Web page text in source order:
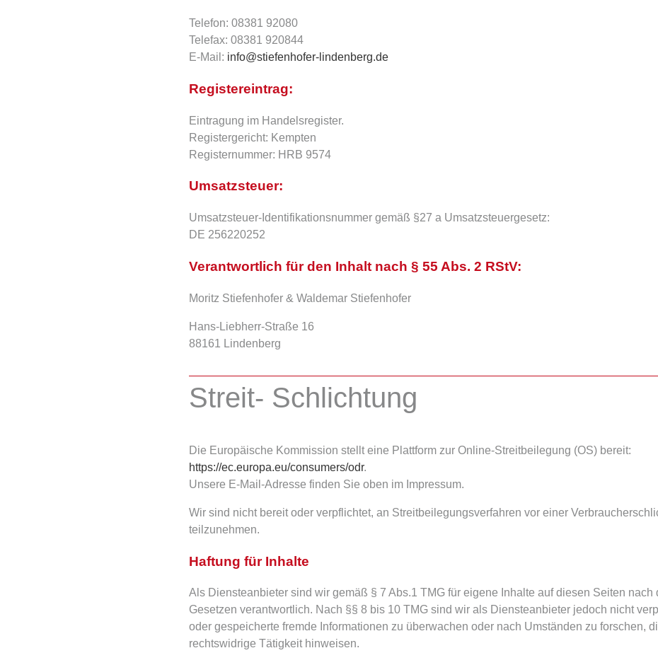
Telefon: 08381 92080
Telefax: 08381 920844
E-Mail: info@stiefenhofer-lindenberg.de
Registereintrag:
Eintragung im Handelsregister.
Registergericht: Kempten
Registernummer: HRB 9574
Umsatzsteuer:
Umsatzsteuer-Identifikationsnummer gemäß §27 a Umsatzsteuergesetz:
DE 256220252
Verantwortlich für den Inhalt nach § 55 Abs. 2 RStV:
Moritz Stiefenhofer & Waldemar Stiefenhofer
Hans-Liebherr-Straße 16
88161 Lindenberg
Streit- Schlichtung
Die Europäische Kommission stellt eine Plattform zur Online-Streitbeilegung (OS) bereit:
https://ec.europa.eu/consumers/odr.
Unsere E-Mail-Adresse finden Sie oben im Impressum.
Wir sind nicht bereit oder verpflichtet, an Streitbeilegungsverfahren vor einer
teilzunehmen.
Haftung für Inhalte
Als Diensteanbieter sind wir gemäß § 7 Abs.1 TMG für eigene Inhalte auf diesen Seiten nach
Gesetzen verantwortlich. Nach §§ 8 bis 10 TMG sind wir als Diensteanbieter jedoch nicht
oder gespeicherte fremde Informationen zu überwachen oder nach Umständen zu forschen,
rechtswidrige Tätigkeit hinweisen.